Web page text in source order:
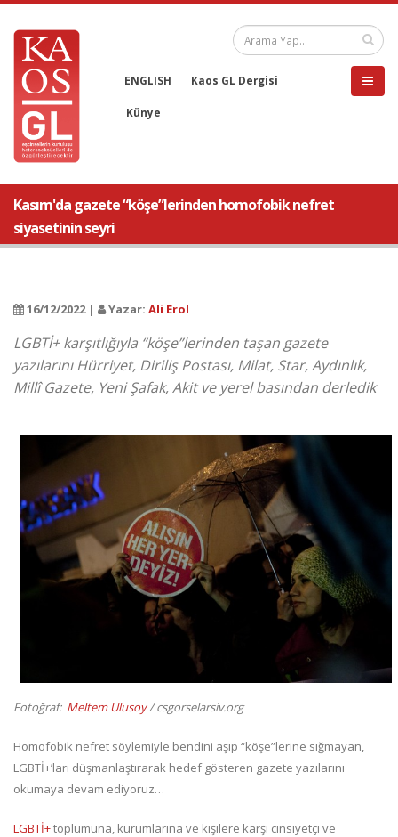
ENGLISH Kaos GL Dergisi
Künye
Kasım'da gazete “köşe”lerinden homofobik nefret
siyasetinin seyri
16/12/2022 | Yazar: Ali Erol
LGBTİ+ karşıtlığıyla “köşe”lerinden taşan gazete
yazılarını Hürriyet, Diriliş Postası, Milat, Star, Aydınlık,
Millî Gazete, Yeni Şafak, Akit ve yerel basından derledik
Fotoğraf: Meltem Ulusoy/ csgorselarsiv.org
Homofobik nefret söylemiyle bendini aşıp “köşe”lerine sığmayan,
LGBTİ+’ları düşmanlaştırarak hedef gösteren gazete yazılarını
okumaya devam ediyoruz…
LGBTİ+toplumuna, kurumlarına ve kişilere karşı cinsiyetçi ve